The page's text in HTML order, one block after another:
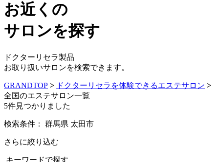
お近くの
サロンを探す
ドクターリセラ製品
お取り扱いサロンを検索できます。
GRANDTOP > ドクターリセラを体験できるエステサロン >
全国のエステサロン一覧
5件見つかりました
検索条件： 群馬県 太田市
さらに絞り込む
キーワードで探す